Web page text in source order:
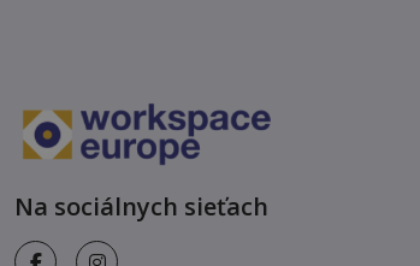
Na sociálnych sieťach